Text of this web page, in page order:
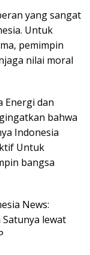
yang sangat
Untuk
pemimpin
nilai moral
Energi dan
bahwa
Indonesia
Untuk
bangsa
News:
lewat